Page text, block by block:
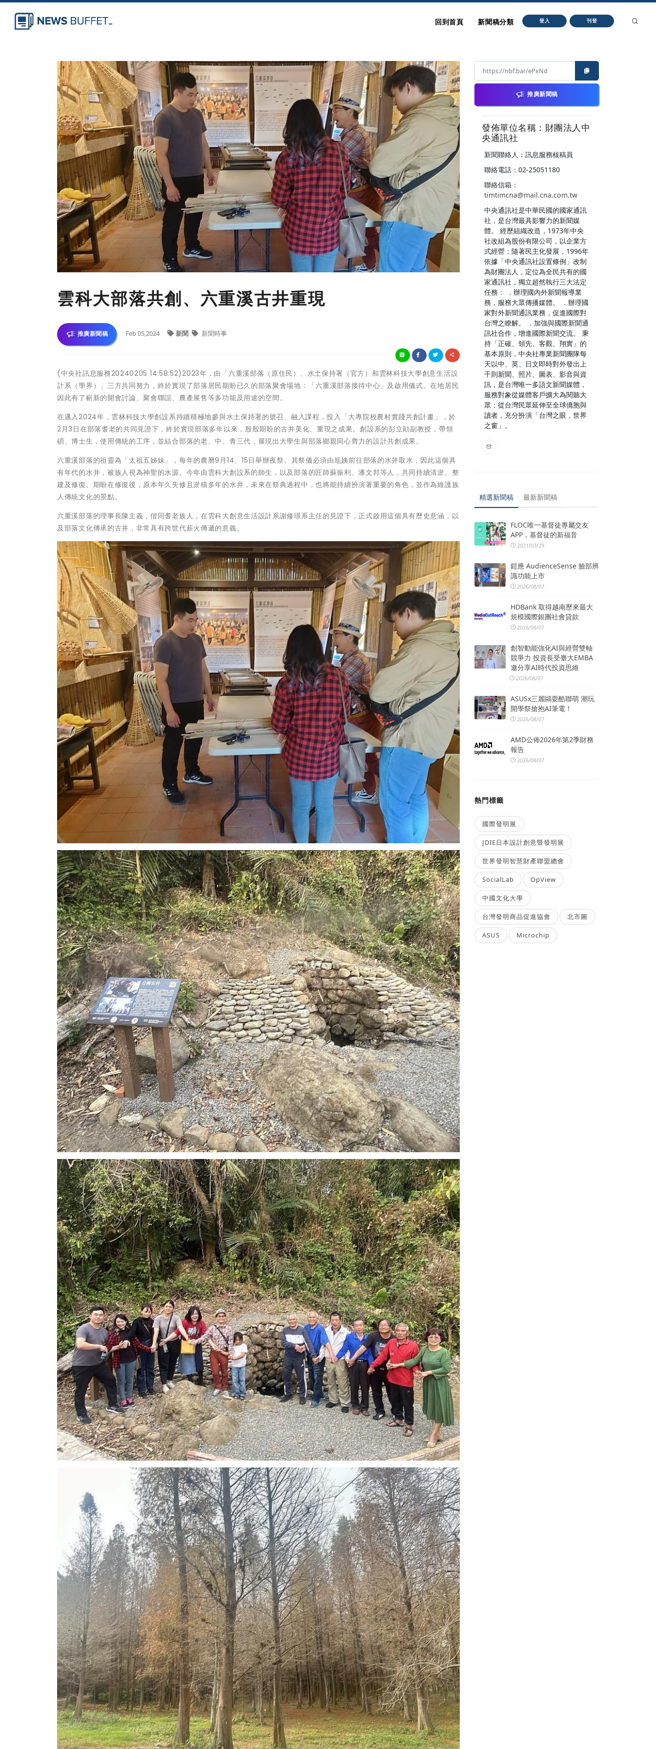
回到首頁 新聞稿分類 登入 刊登
雲科大部落共創、六重溪古井重現
推廣新聞稿 Feb 05,2024 新聞 新聞時事
(中央社訊息服務20240205 14:58:52)2023年，由「六重溪部落（原住民）、水土保持署（官方）和雲林科技大學創意生活設
計系（學界）」三方共同努力，終於實現了部落居民期盼已久的部落聚會場地：「六重溪部落接待中心」及啟用儀式。在地居民
因此有了嶄新的開會討論、聚會聯誼、農產展售等多功能及用途的空間。
在邁入2024年，雲林科技大學創設系持續積極地參與水土保持署的號召、融入課程，投入「大專院校農村實踐共創計畫」，於
2月3日在部落耆老的共同見證下，終於實現部落多年以來，殷殷期盼的古井美化、重現之成果。創設系的彭立勛副教授，帶領
碩、博士生，使用傳統的工序，並結合部落的老、中、青三代，展現出大學生與部落鄉親同心齊力的設計共創成果。
六重溪部落的祖靈為「太祖五姊妹」，每年的農曆9月14、15日舉辦夜祭。其祭儀必須由尪姨前往部落的水井取水，因此這個具
有年代的水井，被族人視為神聖的水源。今年由雲科大創設系的師生，以及部落的匠師蘇振利、潘文邦等人，共同持續清淤、整
建及修復。期盼在修復後，原本年久失修且淤積多年的水井，未來在祭典過程中，也將能持續扮演著重要的角色，並作為維護族
人傳統文化的景點。
六重溪部落的理事長陳主義，偕同耆老族人，在雲科大創意生活設計系謝修璟系主任的見證下，正式啟用這個具有歷史意涵，以
及部落文化傳承的古井，非常具有跨世代薪火傳遞的意義。
推廣新聞稿
發佈單位名稱：財團法人中
央通訊社
新聞聯絡人：訊息服務核稿員
聯絡電話：02-25051180
聯絡信箱：
timtimcna@mail.cna.com.tw
中央通訊社是中華民國的國家通訊
社，是台灣最具影響力的新聞媒
體。 經歷組織改造，1973年中央
社改組為股份有限公司，以企業方
式經營；隨著民主化發展，1996年
依據「中央通訊社設置條例」改制
為財團法人，定位為全民共有的國
家通訊社，獨立超然執行三大法定
任務： ．辦理國內外新聞報導業
務，服務大眾傳播媒體。 ．辦理國
家對外新聞通訊業務，促進國際對
台灣之瞭解。 ．加強與國際新聞通
訊社合作，增進國際新聞交流。 秉
持「正確、領先、客觀、翔實」的
基本原則，中央社專業新聞團隊每
天以中、英、日文即時對外發出上
千則新聞、照片、圖表、影音與資
訊，是台灣唯一多語文新聞媒體，
服務對象從媒體客戶擴大為閱聽大
眾；從台灣民眾延伸至全球僑胞與
讀者，充分扮演「台灣之眼，世界
之窗」。
精選新聞稿 最新新聞稿
FLOC唯一基督徒專屬交友
APP，基督徒的新福音
2021/03/29
鎧應 AudienceSense 臉部辨
識功能上市
2026/08/07
HDBank 取得越南歷來最大
規模國際銀團社會貸款
2026/08/07
創智動能強化AI與經營雙軸
競爭力 投資長受臺大EMBA
邀分享AI時代投資思維
2026/08/07
ASUSx三麗鷗耍酷聯萌 潮玩
開學祭搶抱AI筆電！
2026/08/07
AMD公佈2026年第2季財務
報告
2026/08/07
熱門標籤
國際發明展
JDIE日本設計創意暨發明展
世界發明智慧財產聯盟總會
SocialLab OpView
中國文化大學
台灣發明商品促進協會 北市圖
ASUS Microchip